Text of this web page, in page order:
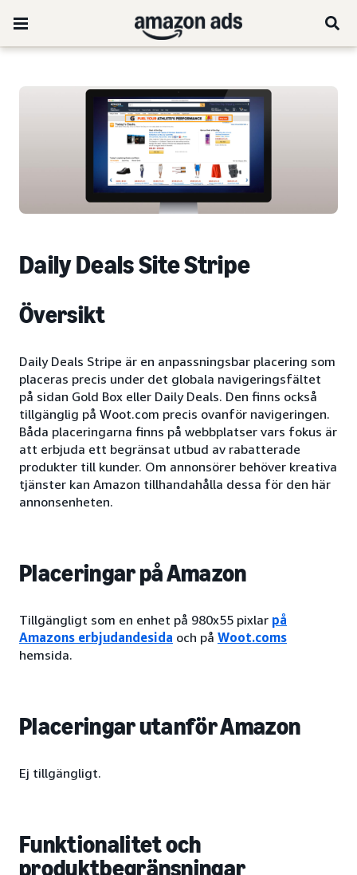
Daily Deals Site Stripe
Översikt
Daily Deals Stripe är en anpassningsbar placering som
placeras precis under det globala navigeringsfältet
på sidan Gold Box eller Daily Deals. Den finns också
tillgänglig på Woot.com precis ovanför navigeringen.
Båda placeringarna finns på webbplatser vars fokus är
att erbjuda ett begränsat utbud av rabatterade
produkter till kunder. Om annonsörer behöver kreativa
tjänster kan Amazon tillhandahålla dessa för den här
annonsenheten.
Placeringar på Amazon
Tillgängligt som en enhet på 980x55 pixlar på
Amazons erbjudandesida och på Woot.coms
hemsida.
Placeringar utanför Amazon
Ej tillgängligt.
Funktionalitet och
produktbegränsningar